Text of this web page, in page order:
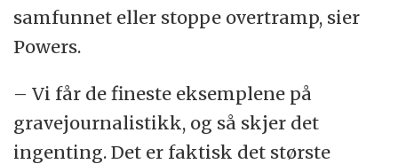
samfunnet eller stoppe overtramp, sier
Powers.
– Vi får de fineste eksemplene på
gravejournalistikk, og så skjer det
ingenting. Det er faktisk det største